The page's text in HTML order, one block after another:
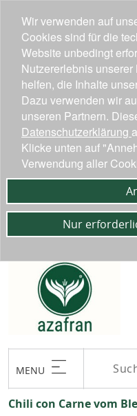
MENU
Chili con Carne vom
Wir verwenden auf
Cookies sind für die
Website unbedingt
Nutzererlebnis
helfen, die Inhalte
Dazu verwenden wir
unseren Partnern.
Datenschutzerklärung
Klicke unten auf
Verwendung aller
Nur